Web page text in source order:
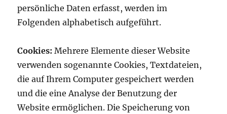
persönliche Daten erfasst, werden im
Folgenden alphabetisch aufgeführt.
Cookies:Mehrere Elemente dieser Website
verwenden sogenannte Cookies, Textdateien,
die auf Ihrem Computer gespeichert werden
und die eine Analyse der Benutzung der
Website ermöglichen. Die Speicherung von